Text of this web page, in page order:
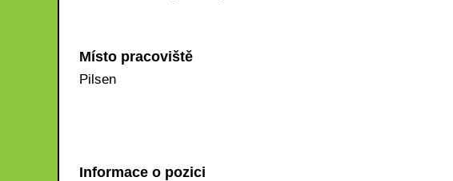
Místo pracoviště
Pilsen
Informace o pozici